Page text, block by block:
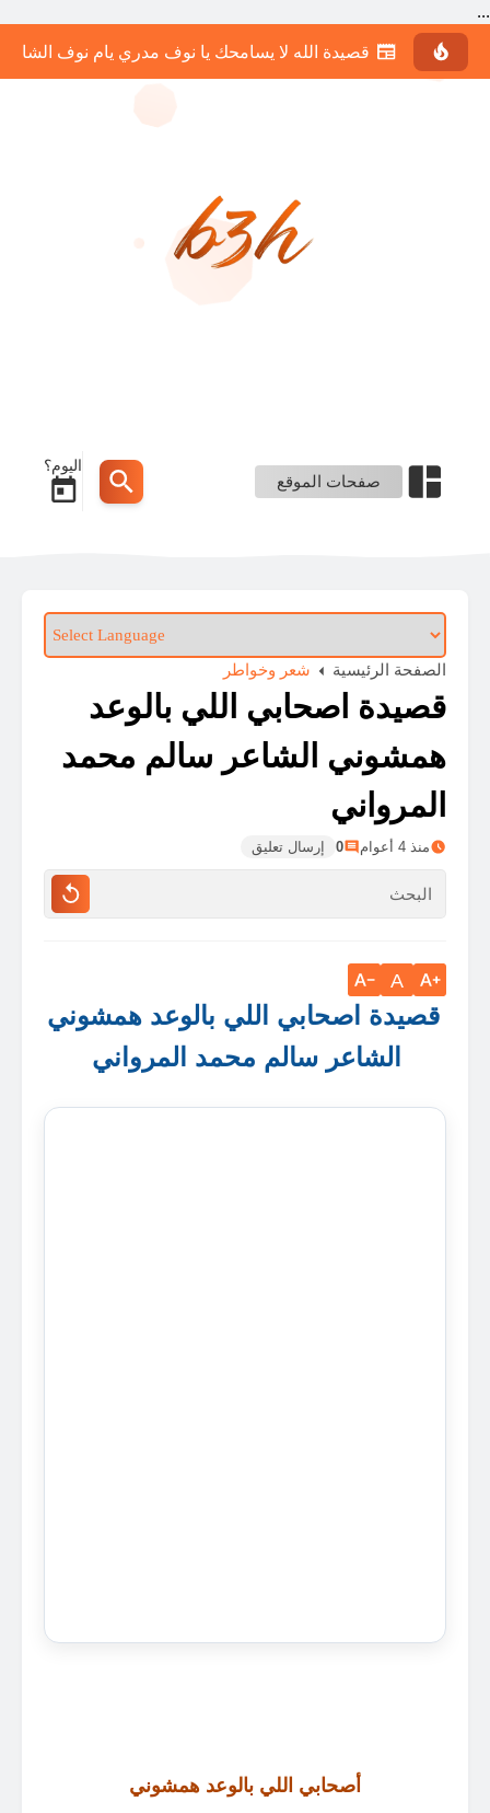
...
دعاء السفر مكتوب كامل
صفحات الموقع
اليوم؟
الصفحة الرئيسية شعر وخواطر
قصيدة اصحابي اللي بالوعد
همشوني الشاعر سالم محمد
المرواني
منذ 4 أعوام 0 إرسال تعليق
A
قصيدة اصحابي اللي بالوعد همشوني
الشاعر سالم محمد المرواني
أصحابي اللي بالوعد همشوني